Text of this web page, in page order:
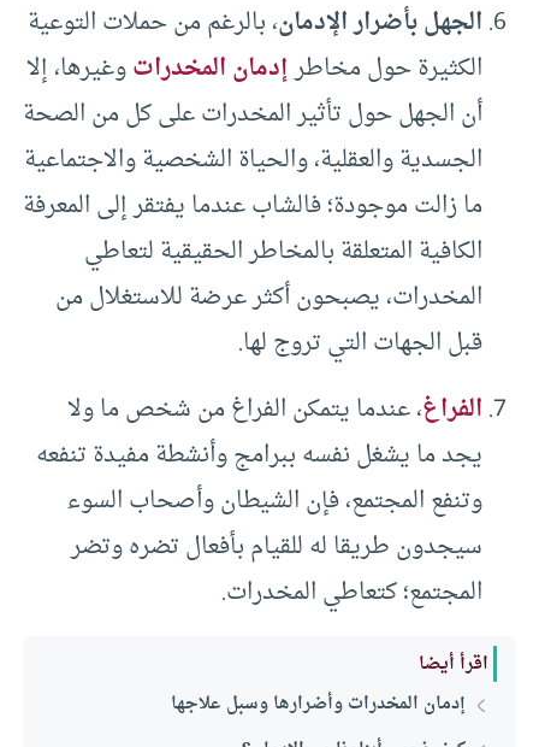
الجهل بأضرار الإدمان، بالرغم من حملات التوعية
الكثيرة حول مخاطرإدمان المخدراتوغيرها، إلا
أن الجهل حول تأثير المخدرات على كل من الصحة
الجسدية والعقلية، والحياة الشخصية والاجتماعية
ما زالت موجودة؛ فالشاب عندما يفتقر إلى المعرفة
الكافية المتعلقة بالمخاطر الحقيقية لتعاطي
المخدرات، يصبحون أكثر عرضة للاستغلال من
قبل الجهات التي تروج لها.
الفراغ، عندما يتمكن الفراغ من شخص ما ولا
يجد ما يشغل نفسه ببرامج وأنشطة مفيدة تنفعه
وتنفع المجتمع، فإن الشيطان وأصحاب السوء
سيجدون طريقا له للقيام بأفعال تضره وتضر
المجتمع؛ كتعاطي المخدرات.
اقرأ أيضا
إدمان المخدرات وأضرارها وسبل علاجها